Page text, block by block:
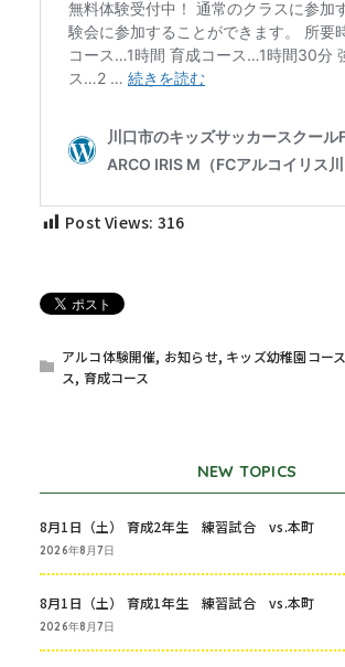
Post Views: 316
アルコ体験開催, お知らせ, キッズ幼稚園コース
ス, 育成コース
NEW TOPICS
8月1日（土） 育成2年生 練習試合 vs.本町
2026年8月7日
8月1日（土） 育成1年生 練習試合 vs.本町
2026年8月7日